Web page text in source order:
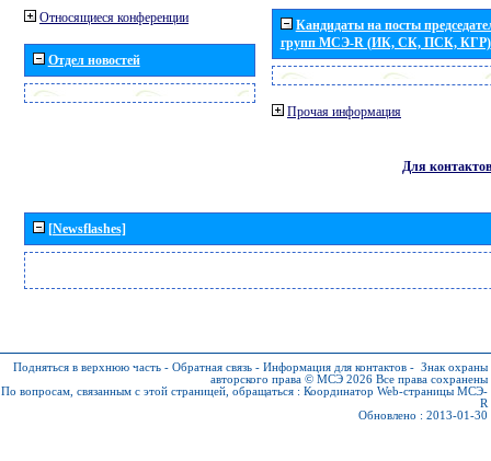
Относящиеся конференции
Отдел новостей
Кандидаты на посты
групп МСЭ-R (ИК, СК, ПСК, КГР)
Прочая информация
Для контактов
[Newsflashes]
Подняться в верхнюю часть - Обратная связь - Информация для контактов - Знак охраны
авторского права © МСЭ 2026 Все права сохранены
По вопросам, связанным с этой страницей, обращаться : Координатор Web-страницы МСЭ-
R
Обновлено : 2013-01-30